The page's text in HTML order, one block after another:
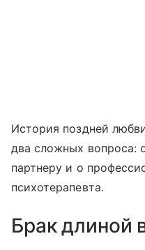
История поздней
два сложных вопроса:
партнеру и о
психотерапевта.
Брак длиной